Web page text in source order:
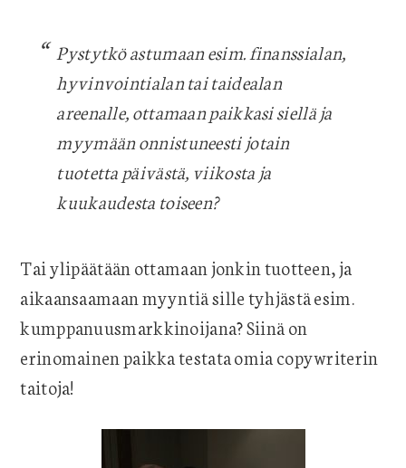
Pystytkö astumaan esim. finanssialan,
hyvinvointialan tai taidealan
areenalle, ottamaan paikkasi siellä ja
myymään onnistuneesti jotain
tuotetta päivästä, viikosta ja
kuukaudesta toiseen?
Tai ylipäätään ottamaan jonkin tuotteen, ja
aikaansaamaan myyntiä sille tyhjästä esim.
kumppanuusmarkkinoijana? Siinä on
erinomainen paikka testata omia copywriterin
taitoja!